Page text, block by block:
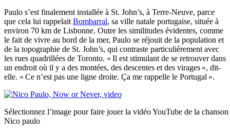
Paulo s’est finalement installée à St. John’s, à Terre-Neuve, parce
que cela lui rappelait Bombarral, sa ville natale portugaise, située à
environ 70 km de Lisbonne. Outre les similitudes évidentes, comme
le fait de vivre au bord de la mer, Paulo se réjouit de la population et
de la topographie de St. John’s, qui contraste particulièrement avec
les rues quadrillées de Toronto. « Il est stimulant de se retrouver dans
un endroit où il y a des montées, des descentes et des virages », dit-
elle. « Ce n’est pas une ligne droite. Ça me rappelle le Portugal ».
Sélectionnez l’image pour faire jouer la vidéo YouTube de la chanson
Nico paulo